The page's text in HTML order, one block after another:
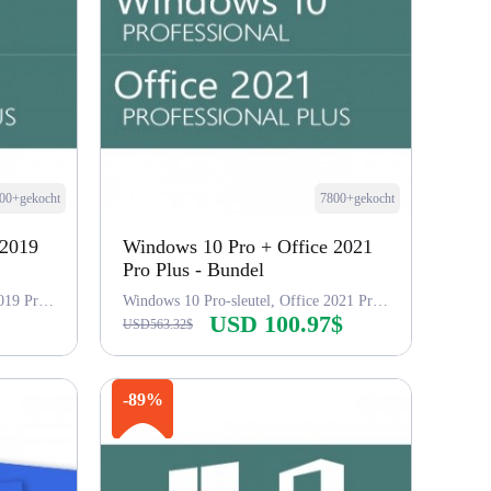
Windows 10 Pro-sleutel, Office 2019 Pro-sleutel
7800+gekocht
Windows 10 Pro + Office 2021
Pro Plus - Bundel
Windows 10 Pro-sleutel, Office 2021 Pro-sleutel
USD563.32$ USD 100.97$
Nu kopen
-89%